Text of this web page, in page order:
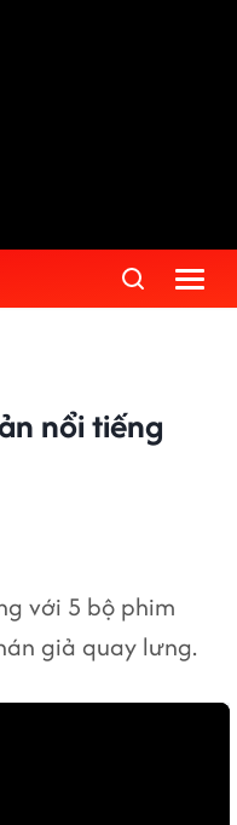
nổi tiếng
với 5 bộ phim
giả quay lưng.